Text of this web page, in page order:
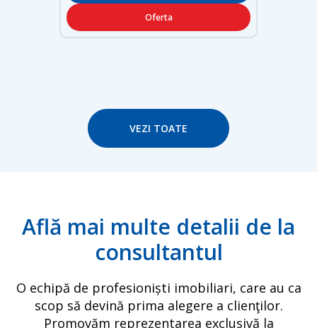
Oferta
VEZI TOATE
Află mai multe detalii de la
consultantul
O echipă de profesioniști imobiliari, care au ca
scop să devină prima alegere a clienţilor.
Promovăm reprezentarea exclusivă la